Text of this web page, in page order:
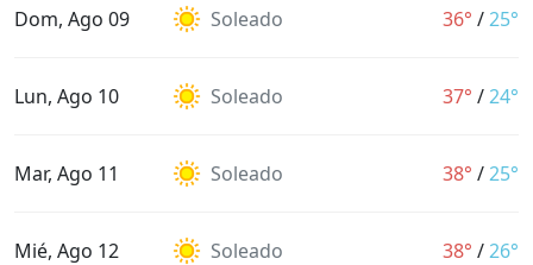
Dom, Ago 09 Soleado 36° /25°
Lun, Ago 10 Soleado 37° /24°
Mar, Ago 11 Soleado 38° /25°
Mié, Ago 12 Soleado 38° /26°